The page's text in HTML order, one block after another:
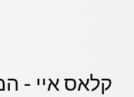
קלאס איי -